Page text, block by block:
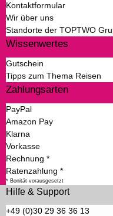
Kontaktformular
Wir über uns
Standorte der TOPTWO
Wissenwertes
Gutschein
Tipps zum Thema Reisen
Zahlungsarten
PayPal
Amazon Pay
Klarna
Vorkasse
Rechnung *
Ratenzahlung *
* Bonität vorausgesetzt
Hilfe & Support
+49 (0)30 29 36 36 13